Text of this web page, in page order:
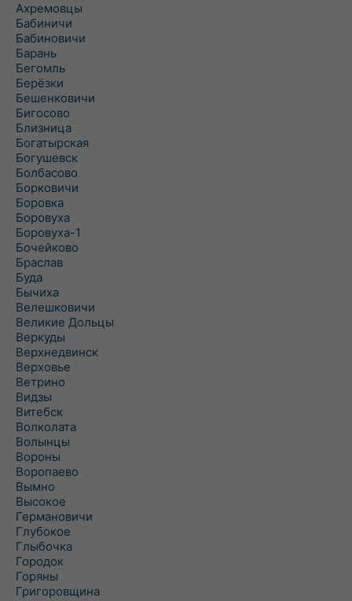
Ахремовцы
Бабиничи
Бабиновичи
Барань
Бегомль
Берёзки
Бешенковичи
Бигосово
Близница
Богатырская
Богушевск
Болбасово
Борковичи
Боровка
Боровуха
Боровуха-1
Бочейково
Браслав
Буда
Бычиха
Велешковичи
Великие Дольцы
Веркуды
Верхнедвинск
Верховье
Ветрино
Видзы
Витебск
Волколата
Волынцы
Вороны
Воропаево
Вымно
Высокое
Германовичи
Глубокое
Глыбочка
Городок
Горяны
Григоровщина